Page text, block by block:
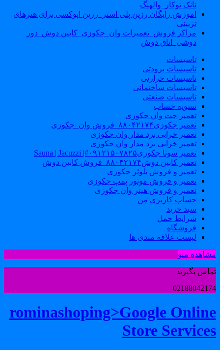
تانک توکار_والهنگ
اموزش رایگان رزین پلی استر_رزین اپوکسی برای هنرهای
تزیینی
مراکز فروش_تعمیرات وان_جکوزی_کابین دوش_دور
دوشی_اتاق دوش
تاسیسات
تاسیسات برودتی
تاسیسات حرارتی
تاسیسات ساختمانی
تاسیسات صنعتی
تسویه حساب
تعمیر جت وان جکوزی
تعمیر جکوزی۸۸۰۴۲۱۷۴_فروش وان_جکوزی
تعمیر خرابی برد مدار وان جکوزی
تعمیر خرابی برد مدار وان جکوزی
تعمیر سونا جکوزی۰۹۱۲۱۵۰۷۸۲۵#| Sauna | Jacuzzi
تعمیر کابین دوش۸۸۰۴۲۱۷۴_فروش کابین دوش
تعمیر و فروش بلوئر جکوزی
تعمیر و فروش موتور پمپ جکوزی
تعمیر و فروش هیتر وان جکوزی
حساب کاربری من
سبد خرید
شرایط حمل
فروشگاه
لیست علاقه مندی ها
منو
بگیرید
rominashoping>Google
Store